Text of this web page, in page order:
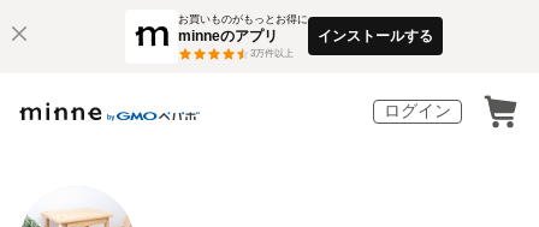
お買いものがもっとお得に
minneのアプリ
3万件以上
インストールする
ログイン